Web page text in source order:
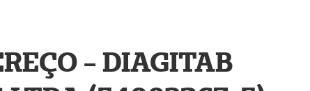
- DIAGITAB